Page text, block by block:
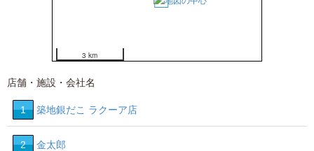
3 km
店舗・施設・会社名
1 築地銀だこ ラクーア店
2 金太郎